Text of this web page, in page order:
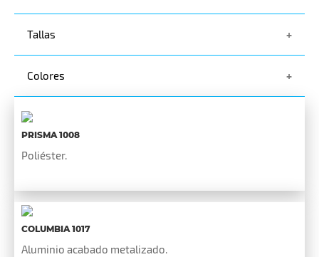
Tallas
Colores
PRISMA 1008
Poliéster.
COLUMBIA 1017
Aluminio acabado metalizado.